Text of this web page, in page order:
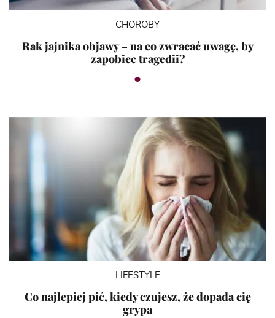
CHOROBY
Rak jajnika objawy – na co zwracać uwagę, by
zapobiec tragedii?
LIFESTYLE
Co najlepiej pić, kiedy czujesz, że dopada cię
grypa